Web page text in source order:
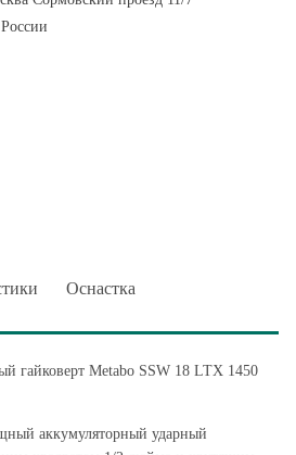
Оснастка
гайковерт Metabo SSW 18 LTX 1450
аккумуляторный ударный